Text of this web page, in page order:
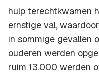
hulp terechtkwamen
ernstige val,
in sommige gevallen
ouderen werden
ruim 13.000 werden